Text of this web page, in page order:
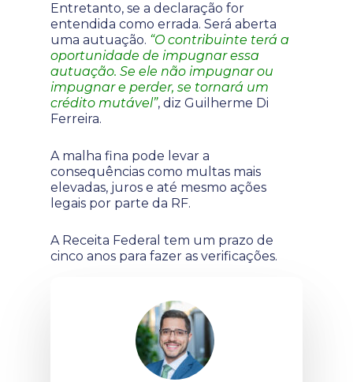
Entretanto, se a declaração for
entendida como errada. Será aberta
uma autuação. “O contribuinte terá a
oportunidade de impugnar essa
autuação. Se ele não impugnar ou
impugnar e perder, se tornará um
crédito mutável”, diz Guilherme Di
Ferreira.
A malha fina pode levar a
consequências como multas mais
elevadas, juros e até mesmo ações
legais por parte da RF.
A Receita Federal tem um prazo de
cinco anos para fazer as verificações.